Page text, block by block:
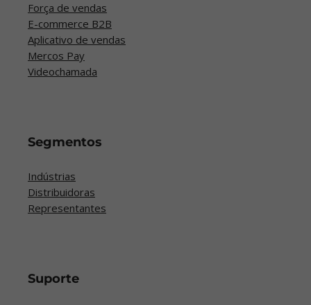
Força de vendas
E-commerce B2B
Aplicativo de vendas
Mercos Pay
Videochamada
Segmentos
Indústrias
Distribuidoras
Representantes
Suporte